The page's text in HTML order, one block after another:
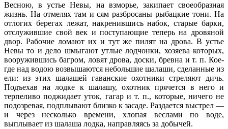
Весною, в устье Невы, на взморье, закипает своеобразная
жизнь. На отмелях там и сям разбросаны рыбацкие тони. На
отлогих берегах лежат, накренившись набок, старые барки,
отслужившие свой век и поступающие теперь на дровяной
двор. Рабочие ломают их и тут же пилят на дрова. В устье
Невы то и дело шмыгают утлые лодчонки, хозяева которых,
вооружившись багром, ловят дрова, доски, бревна и т. п. Кое-
где над водою возвышаются небольшие шалаши, сделанные из
ели: из этих шалашей гаванские охотники стреляют дичь.
Подъехав на лодке к шалашу, охотник прячется в него и
терпеливо поджидает уток, гагар и т. п., которые, ничего не
подозревая, подплывают близко к засаде. Раздается выстрел —
и через несколько времени, хлопая веслами по воде,
выплывает из шалаша лодка, направляясь за добычей.